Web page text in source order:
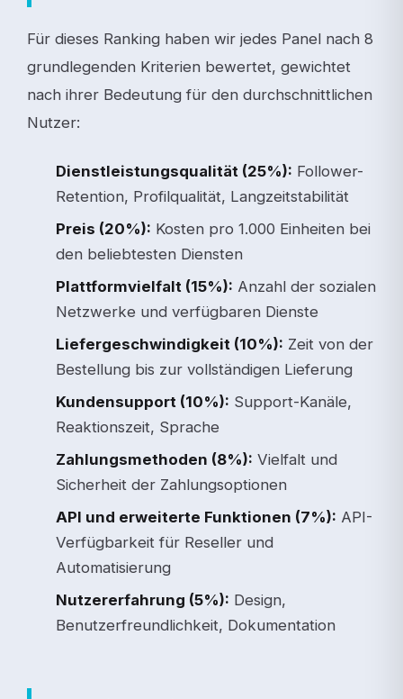
Für dieses Ranking haben wir jedes Panel nach 8
grundlegenden Kriterien bewertet, gewichtet
nach ihrer Bedeutung für den durchschnittlichen
Nutzer:
Dienstleistungsqualität (25%): Follower-
Retention, Profilqualität, Langzeitstabilität
Preis (20%): Kosten pro 1.000 Einheiten bei
den beliebtesten Diensten
Plattformvielfalt (15%): Anzahl der sozialen
Netzwerke und verfügbaren Dienste
Liefergeschwindigkeit (10%): Zeit von der
Bestellung bis zur vollständigen Lieferung
Kundensupport (10%): Support-Kanäle,
Reaktionszeit, Sprache
Zahlungsmethoden (8%): Vielfalt und
Sicherheit der Zahlungsoptionen
API und erweiterte Funktionen (7%): API-
Verfügbarkeit für Reseller und
Automatisierung
Nutzererfahrung (5%): Design,
Benutzerfreundlichkeit, Dokumentation